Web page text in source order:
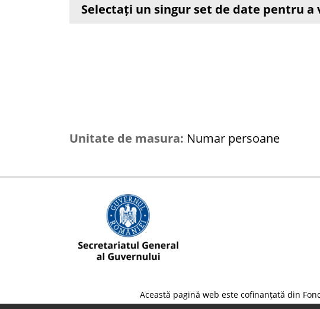
medico-
Victime - total
Selectați un singur set de date pentru a
Unitate de masura: Numar persoane
Această pagină web este cofinanțată din